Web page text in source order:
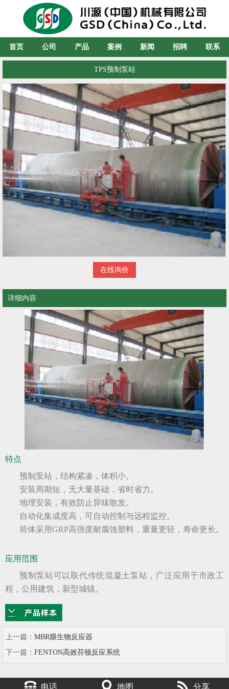
首页 公司 产品 案例 新闻 招聘 联系
TPS预制泵站
在线询价
详细内容
特点
预制泵站，结构紧凑，体积小。
安装周期短，无大量基础，省时省力。
地埋安装，有效防止异味散发。
自动化集成度高，可自动控制与远程监控。
筒体采用GRP高强度耐腐蚀塑料，重量更轻，寿命更长。
应用范围
预制泵站可以取代传统混凝土泵站，广泛应用于市政工
程，公用建筑，新型城镇。
上一篇： MBR膜生物反应器
下一篇： FENTON高效芬顿反应系统
电话 地图 分享